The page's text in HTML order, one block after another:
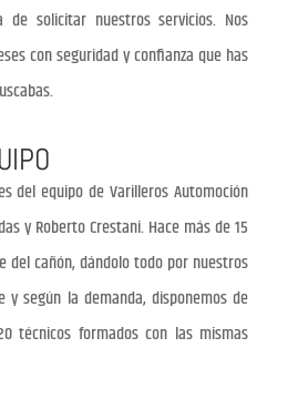
solicitar nuestros servicios. Nos
con seguridad y confianza que has
del equipo de Varilleros Automoción
y Roberto Crestani. Hace más de 15
del cañón, dándolo todo por nuestros
y según la demanda, disponemos de
técnicos formados con las mismas